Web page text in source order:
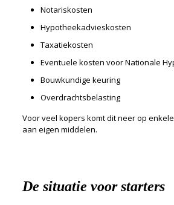
Notariskosten
Hypotheekadvieskosten
Taxatiekosten
Eventuele kosten voor Nationale
Bouwkundige keuring
Overdrachtsbelasting
Voor veel kopers komt dit neer op
aan eigen middelen.
De situatie voor starters